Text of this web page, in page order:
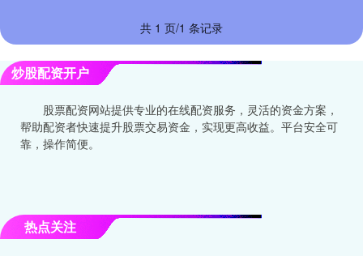
共 1 页/1 条记录
炒股配资开户
股票配资网站提供专业的在线配资服务，灵活的资金方案，
帮助配资者快速提升股票交易资金，实现更高收益。平台安全可
靠，操作简便。
热点关注